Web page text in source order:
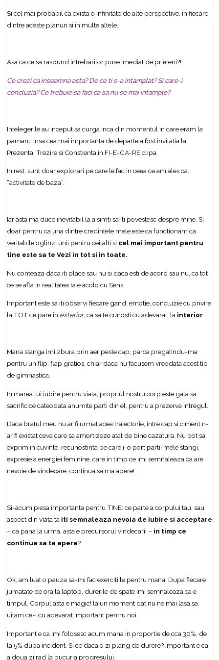
Si cel mai probabil ca exista o infinitate de alte perspective, in fiecare
dintre aceste planuri si in multe altele.
Asa ca ce sa raspund intrebarilor puse imediat de prieteni?!
Ce crezi ca inseamna asta? De ce ti s-a intamplat? Si care-i
concluzia? Ce trebuie sa faci ca sa nu se mai intample?
Intelegerile au inceput sa curga inca din momentul in care eram la
pamant, insa cea mai importanta de departe a fost invitatia la
Prezenta, Trezire si Constienta in FI-E-CA-RE clipa.
In rest, sunt doar explorari pe care le fac in ceea ce am ales ca..
“activitate de baza”.
Iar asta ma duce inevitabil la a simti sa-ti povestesc despre mine. Si
doar pentru ca una dintre credintele mele este ca functionam ca
veritabile oglinzi unii pentru ceilalti si cel mai important pentru
tine este sa te Vezi in tot si in toate.
Nu conteaza daca iti place sau nu si daca esti de acord sau nu, ca tot
ce se afla in realitatea ta e acolo cu Sens.
Important este sa iti observi fiecare gand, emotie, concluzie cu privire
la TOT ce pare in exterior, ca sa te cunosti cu adevarat, la interior.
Mana stanga imi zbura prin aer peste cap, parca pregatindu-ma
pentru un flip-flap gratios, chiar daca nu facusem vreodata acest tip
de gimnastica.
In marea lui iubire pentru viata, propriul nostru corp este gata sa
sacrificice cateodata anumite parti din el, pentru a prezerva intregul.
Daca bratul meu nu ar fi urmat acea traiectorie, intre cap si ciment n-
ar fi existat ceva care sa amortizeze atat de bine cazatura. Nu pot sa
exprim in cuvinte, recunostinta pe care i-o port partii mele stangi,
expresie a energiei feminine, care in timp ce imi semnaleaza ca are
nevoie de vindecare, continua sa ma apere!
Si-acum piesa importanta pentru TINE: ce parte a corpului tau, sau
aspect din viata ta iti semnaleaza nevoia de iubire si acceptare
– ca pana la urma, asta e precursorul vindecarii – in timp ce
continua sa te apere?
Ok, am luat o pauza sa-mi fac exercitiile pentru mana. Dupa fiecare
jumatate de ora la laptop, durerile de spate imi semnaleaza ca e
timpul. Corpul asta e magic! la un moment dat nu ne mai lasa sa
uitam ce-i cu adevarat important pentru noi.
Important e ca imi folosesc acum mana in proportie de cca 30%, de
la 5% dupa incident. Si ce daca o zi plang de durere? Important e ca
a doua zi rad la bucuria progresului.